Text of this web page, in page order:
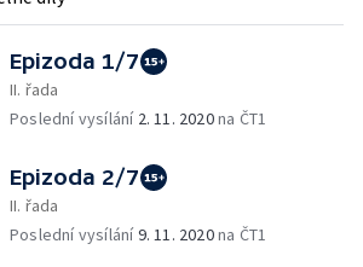
Epizoda 1/7
II. řada
Poslední vysílání 2. 11. 2020na ČT1
Epizoda 2/7
II. řada
Poslední vysílání9. 11. 2020na ČT1